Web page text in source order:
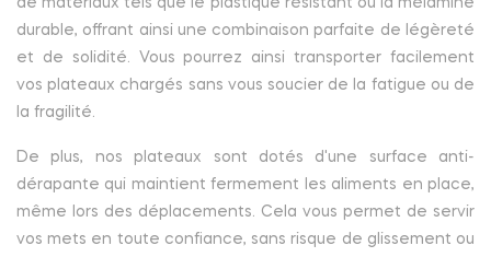
durable, offrant ainsi une combinaison parfaite de légèreté
et de solidité. Vous pourrez ainsi transporter facilement
vos plateaux chargés sans vous soucier de la fatigue ou de
la fragilité.
De plus, nos plateaux sont dotés d'une surface anti-
dérapante qui maintient fermement les aliments en place,
même lors des déplacements. Cela vous permet de servir
vos mets en toute confiance, sans risque de glissement ou